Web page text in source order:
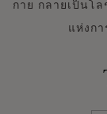
กาย กลายเป็นโ
แห่งก